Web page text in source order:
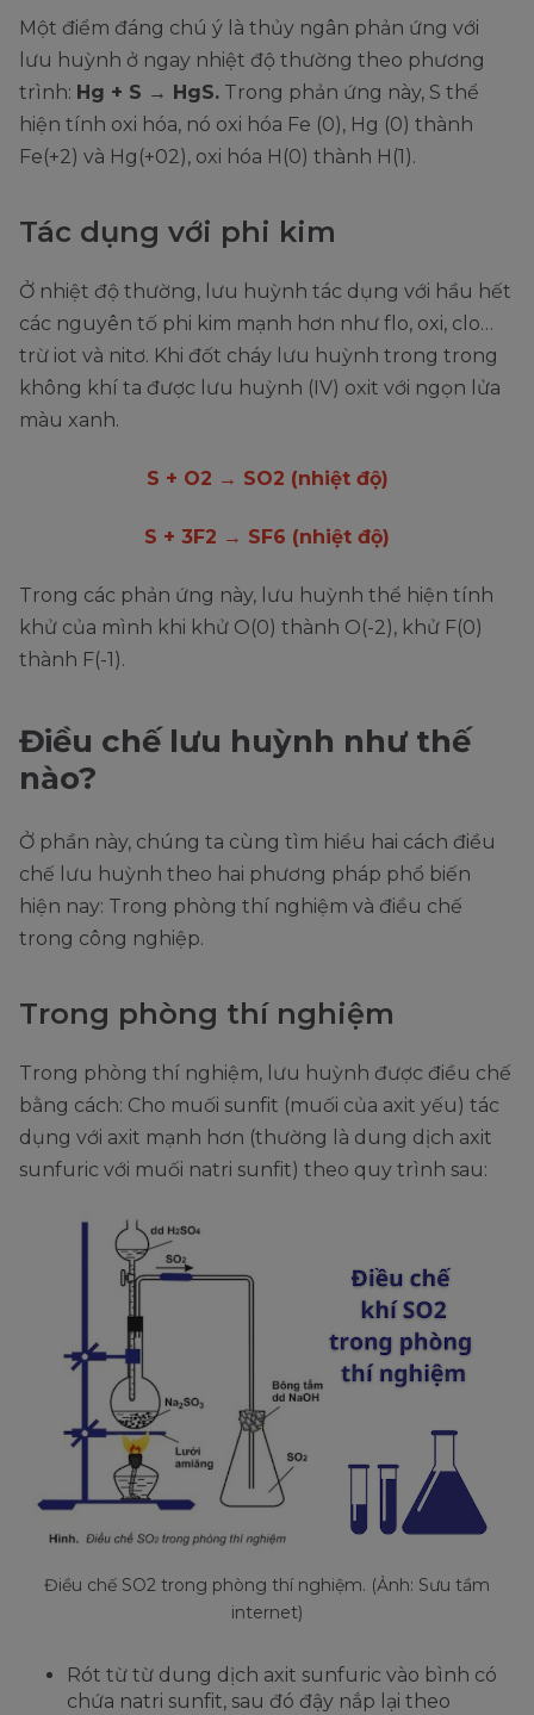
Một điểm đáng chú ý là thủy ngân phản ứng với
lưu huỳnh ở ngay nhiệt độ thường theo phương
trình: Hg + S → HgS. Trong phản ứng này, S thể
hiện tính oxi hóa, nó oxi hóa Fe (0), Hg (0) thành
Fe(+2) và Hg(+02), oxi hóa H(0) thành H(1).
Tác dụng với phi kim
Ở nhiệt độ thường, lưu huỳnh tác dụng với hầu hết
các nguyên tố phi kim mạnh hơn như flo, oxi, clo…
trừ iot và nitơ. Khi đốt cháy lưu huỳnh trong trong
không khí ta được lưu huỳnh (IV) oxit với ngọn lửa
màu xanh.
S + O2 → SO2 (nhiệt độ)
S + 3F2 → SF6 (nhiệt độ)
Trong các phản ứng này, lưu huỳnh thể hiện tính
khử của mình khi khử O(0) thành O(-2), khử F(0)
thành F(-1).
Điều chế lưu huỳnh như thế
nào?
Ở phần này, chúng ta cùng tìm hiểu hai cách điều
chế lưu huỳnh theo hai phương pháp phổ biến
hiện nay: Trong phòng thí nghiệm và điều chế
trong công nghiệp.
Trong phòng thí nghiệm
Trong phòng thí nghiệm, lưu huỳnh được điều chế
bằng cách: Cho muối sunfit (muối của axit yếu) tác
dụng với axit mạnh hơn (thường là dung dịch axit
sunfuric với muối natri sunfit) theo quy trình sau:
Điều chế SO2 trong phòng thí nghiệm. (Ảnh: Sưu tầm
internet)
Rót từ từ dung dịch axit sunfuric vào bình có
chứa natri sunfit, sau đó đậy nắp lại theo